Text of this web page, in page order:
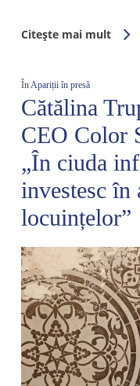
Citește mai mult
ÎnApariții în presă
Cătălina
CEO Color
„În ciuda
investesc în
locuințelor”